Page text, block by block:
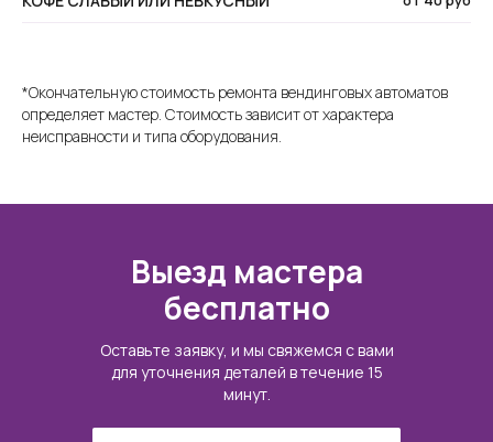
*Окончательную стоимость ремонта вендинговых автоматов
определяет мастер. Стоимость зависит от характера
неисправности и типа оборудования.
Оставьте заявку, и мы свяжемся с вами
для уточнения деталей в течение 15
минут.
Выезд мастера
бесплатно